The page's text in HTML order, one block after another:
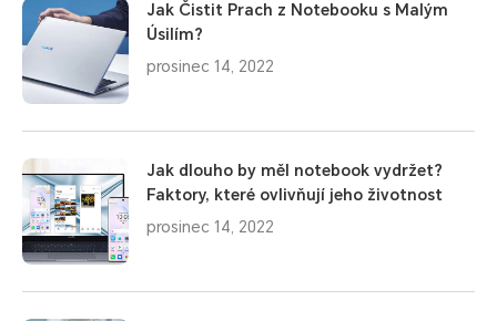
Jak Čistit Prach z Notebooku s Malým
Úsilím?
prosinec 14, 2022
Jak dlouho by měl notebook vydržet?
Faktory, které ovlivňují jeho životnost
prosinec 14, 2022